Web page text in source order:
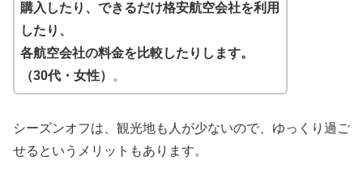
購入したり、できるだけ格安航空会社を利用
したり、
各航空会社の料金を比較したりします。
（30代・女性）
。
シーズンオフは、観光地も人が少ないので、ゆっくり過ご
せるというメリットもあります。